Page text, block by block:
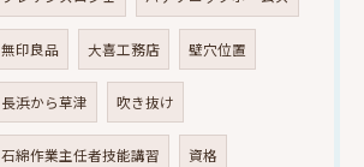
無印良品 大喜工務店 壁穴位置
長浜から草津 吹き抜け
石綿作業主任者技能講習 資格